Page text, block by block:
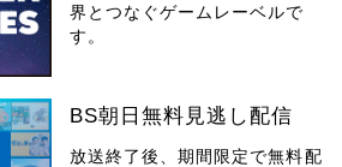
界とつなぐゲームレーベルで
す。
BS朝日無料見逃し配信
放送終了後、期間限定で無料配